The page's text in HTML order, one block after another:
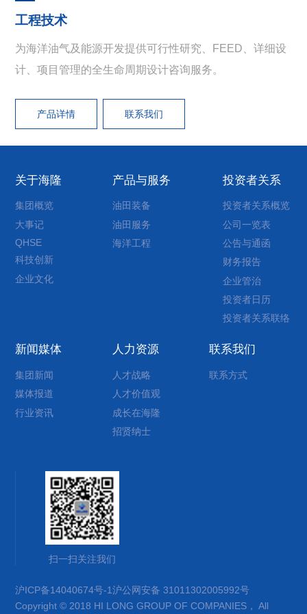
工程技术
为海洋油气及能源开发提供可行性研究、FEED、详细设
计、项目管理的全生命周期设计咨询服务。
产品详情 联系我们
关于海隆
集团概览
大事记
QHSE
科技创新
企业文化
产品与服务
油田装备
油田服务
海洋工程
投资者关系
投资者关系概览
公司一览表
公告与通函
财务报告
企业管治
投资者日历
投资者关系联络
新闻媒体
集团新闻
媒体报道
行业资讯
人力资源
人才战略
人才价值观
成长在海隆
招贤纳士
联系我们
联系方式
扫一扫关注我们
沪ICP备14040674号-1沪公网安备 31011302005992号
Copyright © 2018 HI LONG GROUP OF COMPANIES， All